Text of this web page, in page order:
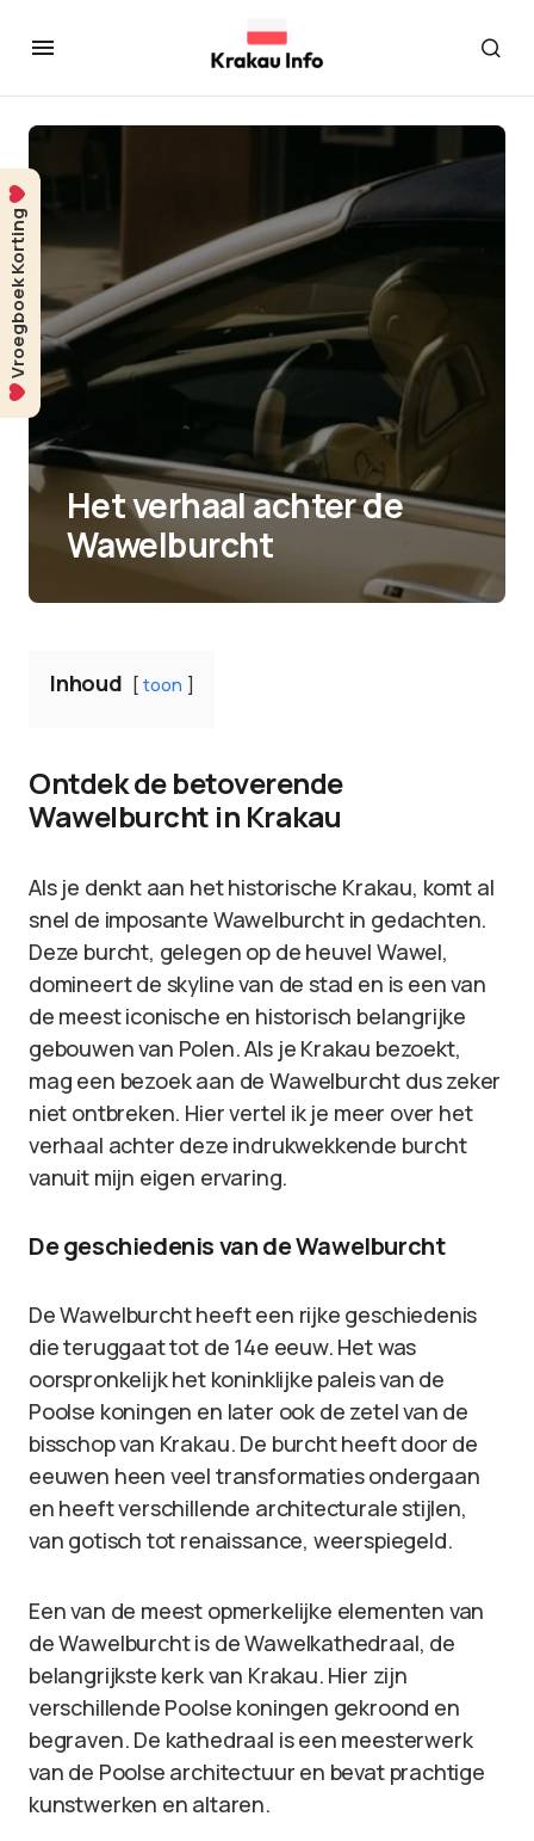
Het verhaal achter de
Wawelburcht
Inhoud toon
Ontdek de betoverende
Wawelburcht in Krakau
Als je denkt aan het historische Krakau, komt al
snel de imposante Wawelburcht in gedachten.
Deze burcht, gelegen op de heuvel Wawel,
domineert de skyline van de stad en is een van
de meest iconische en historisch belangrijke
gebouwen van Polen. Als je Krakau bezoekt,
mag een bezoek aan de Wawelburcht dus zeker
niet ontbreken. Hier vertel ik je meer over het
verhaal achter deze indrukwekkende burcht
vanuit mijn eigen ervaring.
De geschiedenis van de Wawelburcht
De Wawelburcht heeft een rijke geschiedenis
die teruggaat tot de 14e eeuw. Het was
oorspronkelijk het koninklijke paleis van de
Poolse koningen en later ook de zetel van de
bisschop van Krakau. De burcht heeft door de
eeuwen heen veel transformaties ondergaan
en heeft verschillende architecturale stijlen,
van gotisch tot renaissance, weerspiegeld.
Een van de meest opmerkelijke elementen van
de Wawelburcht is de Wawelkathedraal, de
belangrijkste kerk van Krakau. Hier zijn
verschillende Poolse koningen gekroond en
begraven. De kathedraal is een meesterwerk
van de Poolse architectuur en bevat prachtige
kunstwerken en altaren.
Vroegboek Korting